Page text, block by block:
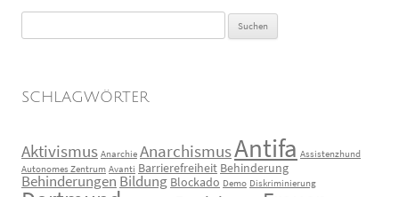
nach:
SCHLAGWÖRTER
Aktivismus Anarchie AnarchismusAntifa Assistenzhund
Autonomes Zentrum Avanti Barrierefreiheit Behinderung
Behinderungen Bildung Blockado Demo Diskriminierung